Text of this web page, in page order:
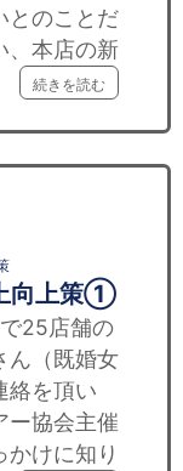
とのことだ
、本店の新
続きを読む
向上策①
25店舗の
ん（既婚女
絡を頂い
ー協会主催
けに知り